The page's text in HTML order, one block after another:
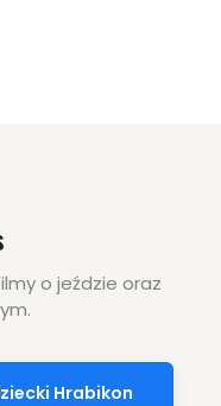
o jeździe oraz
Hrabikon